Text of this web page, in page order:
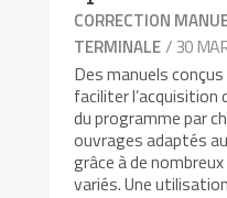
CORRECTION
TERMINALE/ 30
Des manuels
faciliter
du programme par
ouvrages adaptés
grâce à de
variés. Une